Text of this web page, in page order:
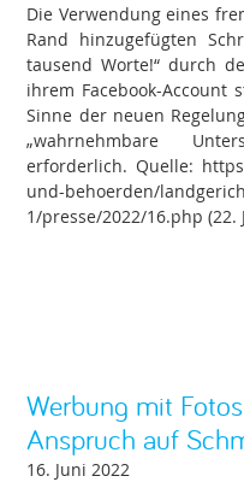
Die Verwendung eines
Rand hinzugefügten
tausend Worte!“ durch
ihrem Facebook-Account
Sinne der neuen
„wahrnehmbare
erforderlich. Quelle:
und-behoerden/
1/presse/2022/16.php (22.
Werbung mit
Anspruch auf
16. Juni 2022